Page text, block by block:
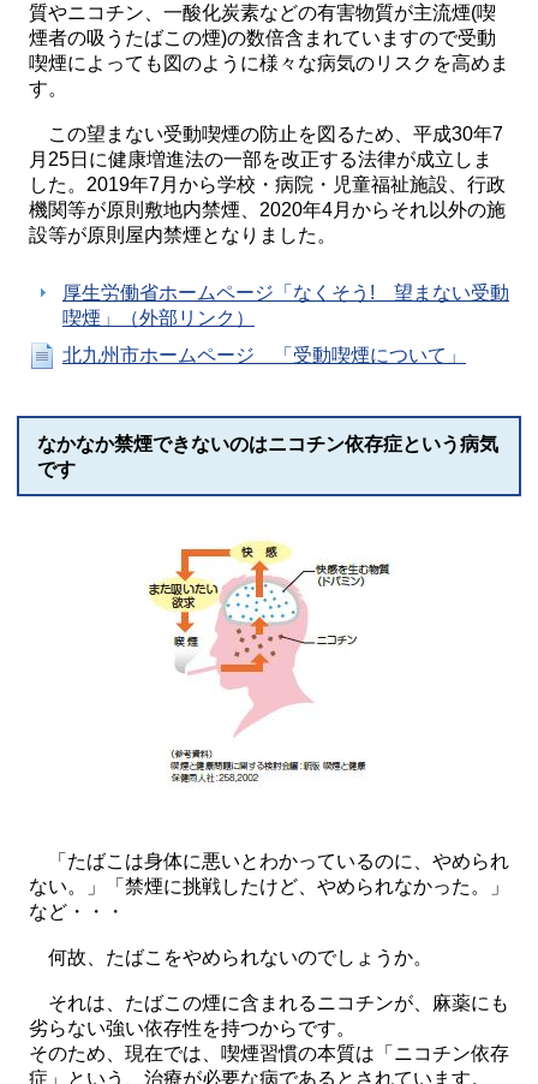
質やニコチン、一酸化炭素などの有害物質が主流煙(喫
煙者の吸うたばこの煙)の数倍含まれていますので受動
喫煙によっても図のように様々な病気のリスクを高めま
す。
この望まない受動喫煙の防止を図るため、平成30年7
月25日に健康増進法の一部を改正する法律が成立しま
した。2019年7月から学校・病院・児童福祉施設、行政
機関等が原則敷地内禁煙、2020年4月からそれ以外の施
設等が原則屋内禁煙となりました。
厚生労働省ホームページ「なくそう! 望まない受動
喫煙」（外部リンク）
北九州市ホームページ 「受動喫煙について」
なかなか禁煙できないのはニコチン依存症という病気
です
「たばこは身体に悪いとわかっているのに、やめられ
ない。」「禁煙に挑戦したけど、やめられなかった。」
など・・・
何故、たばこをやめられないのでしょうか。
それは、たばこの煙に含まれるニコチンが、麻薬にも
劣らない強い依存性を持つからです。
そのため、現在では、喫煙習慣の本質は「ニコチン依存
症」という、治療が必要な病であるとされています。